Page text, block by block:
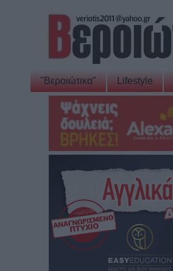
"Βεροιώτικα" Lifestyle